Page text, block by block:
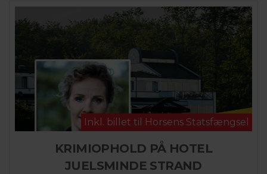
Inkl. billet til Horsens Statsfængsel
KRIMIOPHOLD PÅ HOTEL
JUELSMINDE STRAND